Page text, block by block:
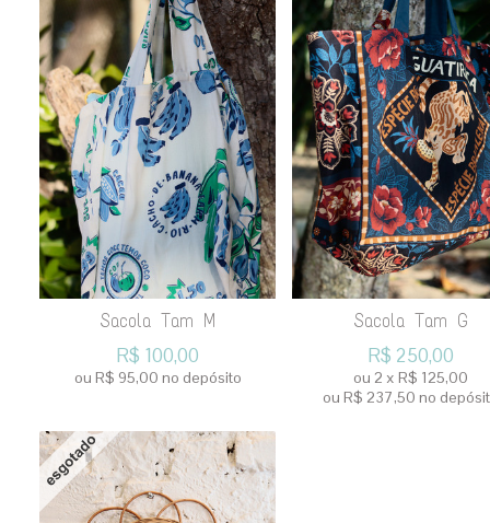
Sacola Tam M
R$ 100,00
ou R$ 95,00 no depósito
Sacola Tam G
R$ 250,00
ou 2 x R$ 125,00
ou R$ 237,50 no